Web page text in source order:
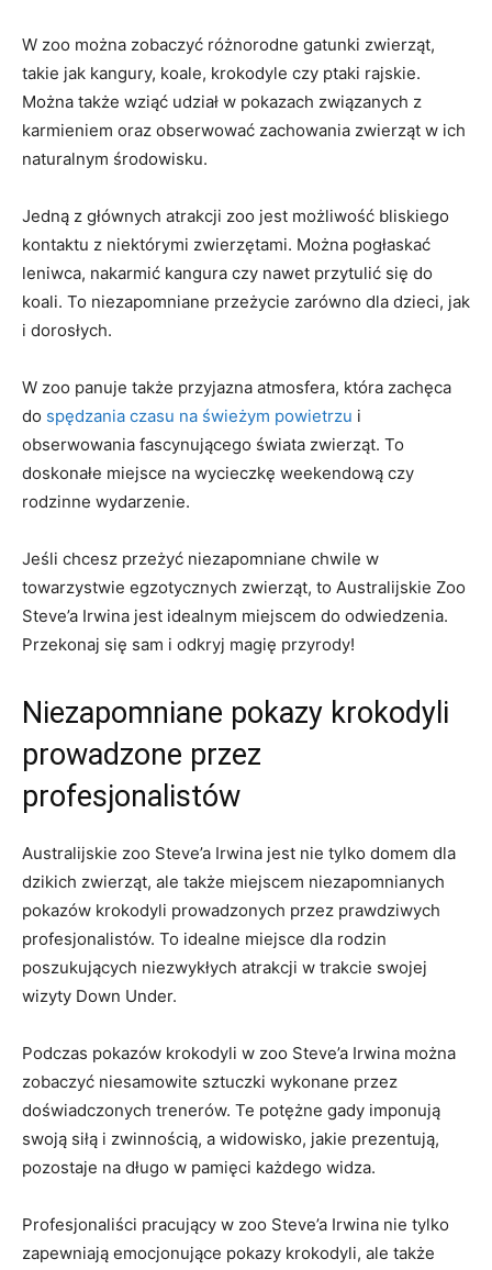
W zoo można zobaczyć różnorodne gatunki zwierząt,
takie​ jak kangury, koale, krokodyle czy ptaki rajskie.
Można także wziąć udział w pokazach związanych z
karmieniem oraz​ obserwować‌ zachowania zwierząt w ich
naturalnym środowisku.
Jedną z głównych atrakcji ⁣zoo jest możliwość bliskiego​
kontaktu ⁣z niektórymi​ zwierzętami. Można pogłaskać
leniwca, nakarmić kangura czy nawet przytulić ⁣się ⁣do​
koali. To niezapomniane przeżycie ⁤zarówno dla dzieci, jak
i dorosłych.
W‍ zoo ⁤panuje także⁤ przyjazna atmosfera, która zachęca
do spędzania czasu na świeżym powietrzu i
obserwowania fascynującego świata zwierząt. To
doskonałe miejsce na wycieczkę weekendową czy
rodzinne ‍wydarzenie.
Jeśli chcesz przeżyć niezapomniane chwile w
towarzystwie egzotycznych zwierząt, to Australijskie Zoo
Steve’a Irwina ‍jest idealnym miejscem do odwiedzenia.
Przekonaj się sam i odkryj magię przyrody!
Niezapomniane pokazy krokodyli
prowadzone przez
profesjonalistów
Australijskie zoo Steve’a Irwina jest nie‍ tylko ​domem​ dla
dzikich zwierząt, ale ⁤także ‌miejscem niezapomnianych
pokazów krokodyli​ prowadzonych przez prawdziwych
profesjonalistów. To idealne miejsce dla rodzin
‌poszukujących niezwykłych atrakcji w trakcie swojej
‌wizyty Down Under.
Podczas pokazów krokodyli w zoo Steve’a⁢ Irwina można
⁣zobaczyć niesamowite sztuczki wykonane przez
doświadczonych trenerów. Te potężne gady imponują
swoją siłą i‌ zwinnością, a widowisko, jakie prezentują,
pozostaje ⁢na długo w pamięci każdego widza.
Profesjonaliści pracujący ​w zoo Steve’a Irwina nie tylko
zapewniają emocjonujące pokazy krokodyli, ale także